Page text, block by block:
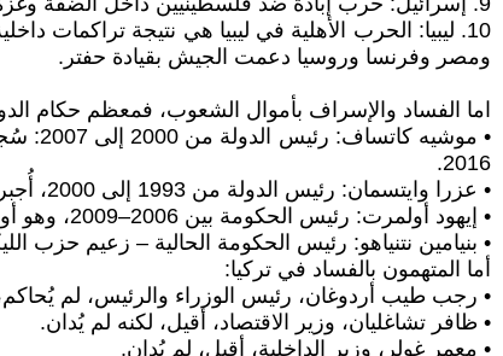
10. ليبيا: الحرب الأهلية في ليبيا هي نتيجة تراكمات
ومصر وفرنسا وروسيا دعمت الجيش بقيادة حفتر.
اما الفساد والإسراف بأموال الشعوب، فمعظم حكام
2016.
• عزرا وايتسمان: رئيس الدولة من 1993 إلى 2000، أُجبر على الاستقالة عام 2000 بسبب قضية فساد مالي وتضارب مصالح.
• إيهود أولمرت: رئيس الحكومة بين 2006–2009، وهو أول رئيس حكومة إسرائيلي يدخل السجن في التاريخ بتهم تتعلق بـالفساد والرشوة وخيانة الأمانة.
• بنيامين نتنياهو: رئيس الحكومة الحالية – زعيم
أما المتهمون بالفساد في تركيا:
• رجب طيب أردوغان، رئيس الوزراء والرئيس، لم يُحاكم،
• ظافر تشاغليان، وزير الاقتصاد، أقيل، لكنه لم يُدان.
• معمر غولر، وزير الداخلية، أقيل، لم يُدان.